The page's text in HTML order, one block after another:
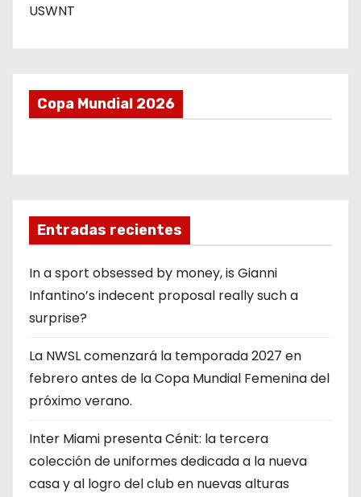
USWNT
Copa Mundial 2026
Entradas recientes
In a sport obsessed by money, is Gianni
Infantino’s indecent proposal really such a
surprise?
La NWSL comenzará la temporada 2027 en
febrero antes de la Copa Mundial Femenina del
próximo verano.
Inter Miami presenta Cénit: la tercera
colección de uniformes dedicada a la nueva
casa y al logro del club en nuevas alturas